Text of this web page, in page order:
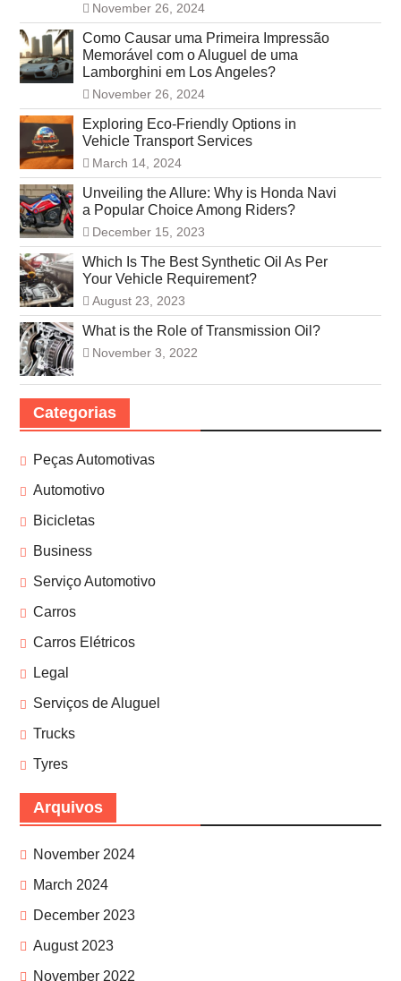
November 26, 2024
Como Causar uma Primeira Impressão
Memorável com o Aluguel de uma
Lamborghini em Los Angeles?
November 26, 2024
Exploring Eco-Friendly Options in
Vehicle Transport Services
March 14, 2024
Unveiling the Allure: Why is Honda Navi
a Popular Choice Among Riders?
December 15, 2023
Which Is The Best Synthetic Oil As Per
Your Vehicle Requirement?
August 23, 2023
What is the Role of Transmission Oil?
November 3, 2022
Categorias
Peças Automotivas
Automotivo
Bicicletas
Business
Serviço Automotivo
Carros
Carros Elétricos
Legal
Serviços de Aluguel
Trucks
Tyres
Arquivos
November 2024
March 2024
December 2023
August 2023
November 2022